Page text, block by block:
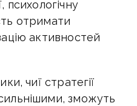
психологічну
отримати
активностей
чиї стратегії
зможуть